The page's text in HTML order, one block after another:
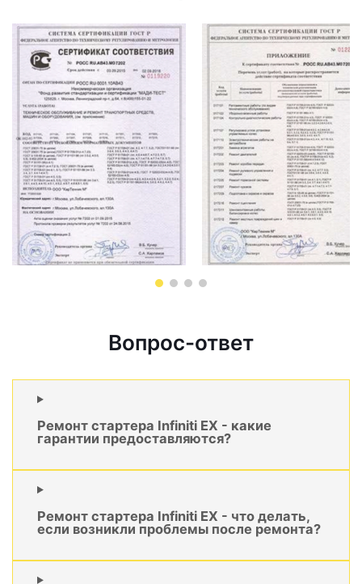
Вопрос-ответ
Ремонт стартера Infiniti EX - какие
гарантии предоставляются?
Ремонт стартера Infiniti EX - что делать,
если возникли проблемы после ремонта?